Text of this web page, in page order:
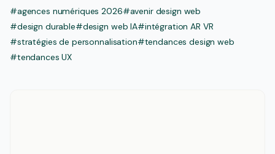
#agences numériques 2026#avenir design web
#design durable#design web IA#intégration AR VR
#stratégies de personnalisation#tendances design web
#tendances UX